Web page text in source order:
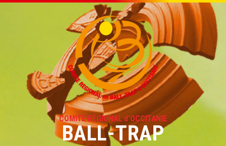
COMITÉ RÉGIONAL d'OCCITANIE
BALL-TRAP